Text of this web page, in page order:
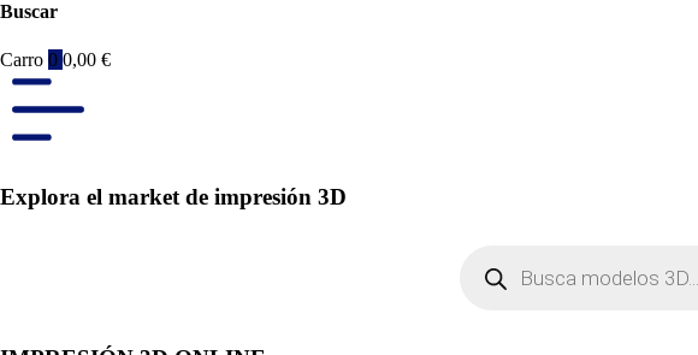
Buscar
Carro 0 0,00 €
Explora el market de impresión 3D
productos